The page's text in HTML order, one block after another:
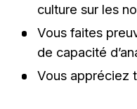
culture sur les
Vous faites
de capacité
Vous appréciez